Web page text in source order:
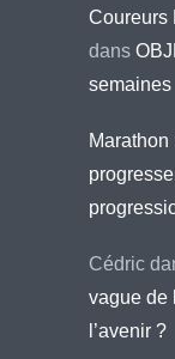
Coureurs
dans
semaines
Cédric
vague de
l’avenir ?